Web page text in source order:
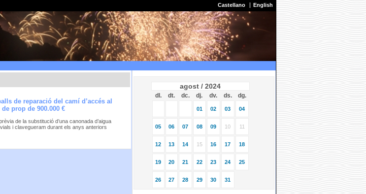
Castellano English
de reparació del camí d’accés al
prop de 900.000 €
de la substitució d’una canonada d’aigua
i clavegueram durant els anys anteriors
agost / 2024
dl. dt. dc. dj. dv. ds. dg.
01 02 03 04
05 06 07 08 09 10 11
12 13 14 15 16 17 18
19 20 21 22 23 24 25
26 27 28 29 30 31